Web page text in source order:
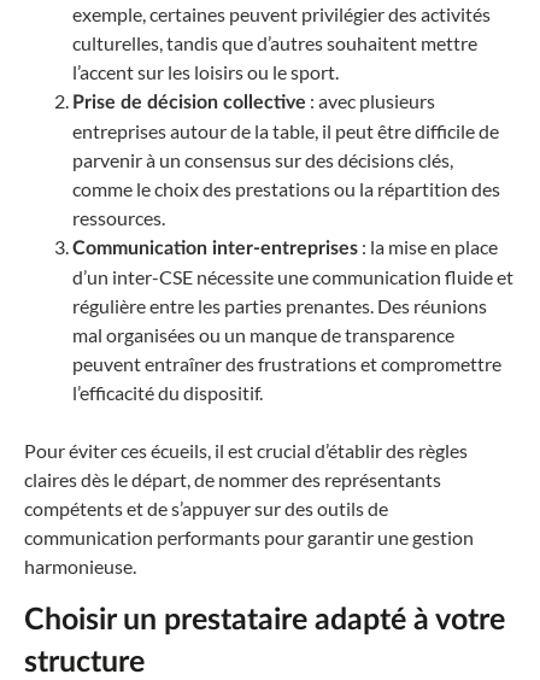
exemple, certaines peuvent privilégier des activités
culturelles, tandis que d’autres souhaitent mettre
l’accent sur les loisirs ou le sport.
Prise de décision collective : avec plusieurs
entreprises autour de la table, il peut être difficile de
parvenir à un consensus sur des décisions clés,
comme le choix des prestations ou la répartition des
ressources.
Communication inter-entreprises : la mise en place
d’un inter-CSE nécessite une communication fluide et
régulière entre les parties prenantes. Des réunions
mal organisées ou un manque de transparence
peuvent entraîner des frustrations et compromettre
l’efficacité du dispositif.
Pour éviter ces écueils, il est crucial d’établir des règles
claires dès le départ, de nommer des représentants
compétents et de s’appuyer sur des outils de
communication performants pour garantir une gestion
harmonieuse.
Choisir un prestataire adapté à votre
structure